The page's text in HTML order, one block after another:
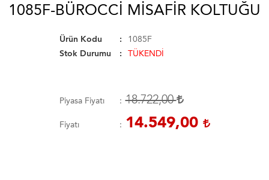
1085F-BÜROCCI MISAFIR KOLTUĞU
Ürün Kodu
1085F
Stok Durumu
TÜKENDİ
Piyasa Fiyatı 18.722,00
Fiyatı 14.549,00